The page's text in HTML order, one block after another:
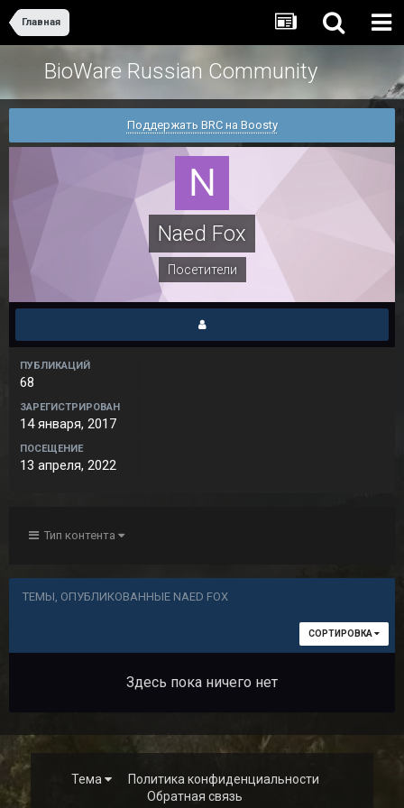
Главная
BioWare Russian Community
Поддержать BRC на Boosty
Naed Fox
Посетители
ПУБЛИКАЦИЙ
68
ЗАРЕГИСТРИРОВАН
14 января, 2017
ПОСЕЩЕНИЕ
13 апреля, 2022
Тип контента
ТЕМЫ, ОПУБЛИКОВАННЫЕ NAED FOX
СОРТИРОВКА
Здесь пока ничего нет
Тема
Политика конфиденциальности
Обратная связь